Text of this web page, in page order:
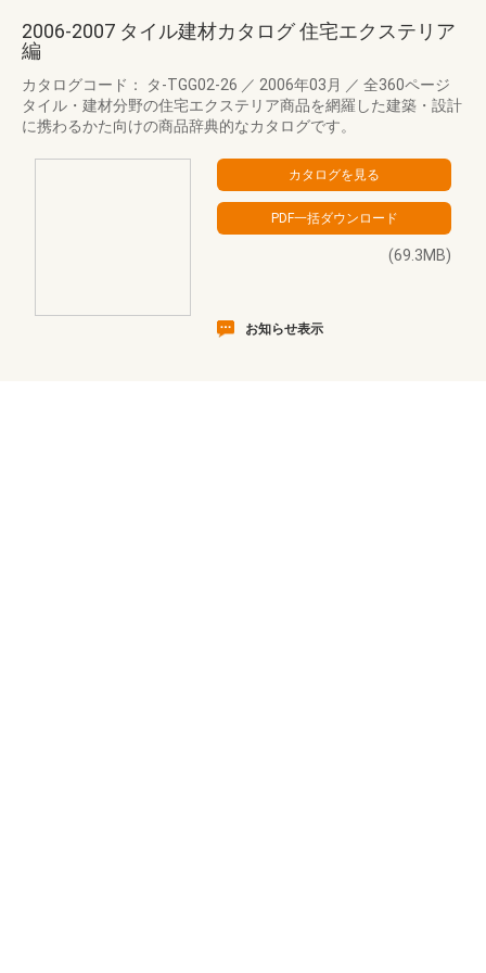
2006-2007 タイル建材カタログ 住宅エクステリア
編
カタログコード： タ-TGG02-26 ／ 2006年03月 ／ 全360ページ
タイル・建材分野の住宅エクステリア商品を網羅した建築・設計
に携わるかた向けの商品辞典的なカタログです。
(69.3MB)
お知らせ表示